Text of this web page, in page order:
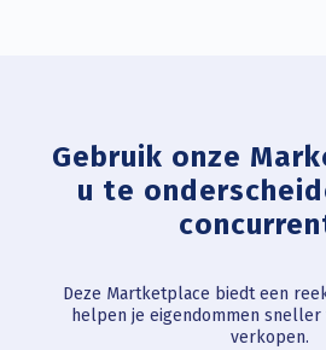
Gebruik onze
u te
Deze Martketplace biedt een
helpen je eigendommen
verkopen.